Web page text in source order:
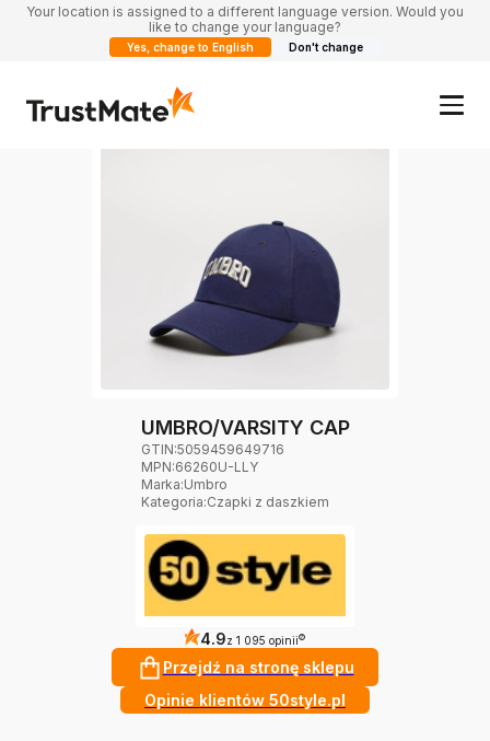
Your location is assigned to a different language version. Would you
like to change your language?
Yes, change to English Don't change
UMBRO/VARSITY CAP
GTIN:5059459649716
MPN:66260U-LLY
Marka:Umbro
Kategoria:Czapki z daszkiem
4.9z 1 095 opinii ?
Przejdź na stronę sklepu
Opinie klientów 50style.pl